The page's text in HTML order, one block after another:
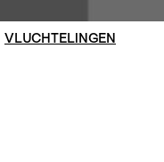
VLUCHTELINGEN